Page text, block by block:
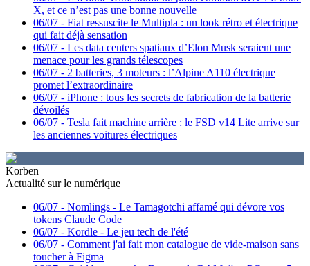
X, et ce n’est pas une bonne nouvelle
06/07 - Fiat ressuscite le Multipla : un look rétro et électrique
qui fait déjà sensation
06/07 - Les data centers spatiaux d’Elon Musk seraient une
menace pour les grands télescopes
06/07 - 2 batteries, 3 moteurs : l’Alpine A110 électrique
promet l’extraordinaire
06/07 - iPhone : tous les secrets de fabrication de la batterie
dévoilés
06/07 - Tesla fait machine arrière : le FSD v14 Lite arrive sur
les anciennes voitures électriques
Korben
Actualité sur le numérique
06/07 - Nomlings - Le Tamagotchi affamé qui dévore vos
tokens Claude Code
06/07 - Kordle - Le jeu tech de l'été
06/07 - Comment j'ai fait mon catalogue de vide-maison sans
toucher à Figma